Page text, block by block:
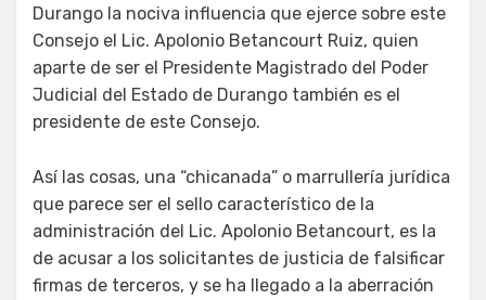
Durango la nociva influencia que ejerce sobre este
Consejo el Lic. Apolonio Betancourt Ruiz, quien
aparte de ser el Presidente Magistrado del Poder
Judicial del Estado de Durango también es el
presidente de este Consejo.
Así las cosas, una “chicanada” o marrullería jurídica
que parece ser el sello característico de la
administración del Lic. Apolonio Betancourt, es la
de acusar a los solicitantes de justicia de falsificar
firmas de terceros, y se ha llegado a la aberración